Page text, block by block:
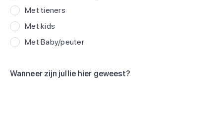
Met tieners
Met kids
Met Baby/peuter
Wanneer zijn jullie hier geweest?